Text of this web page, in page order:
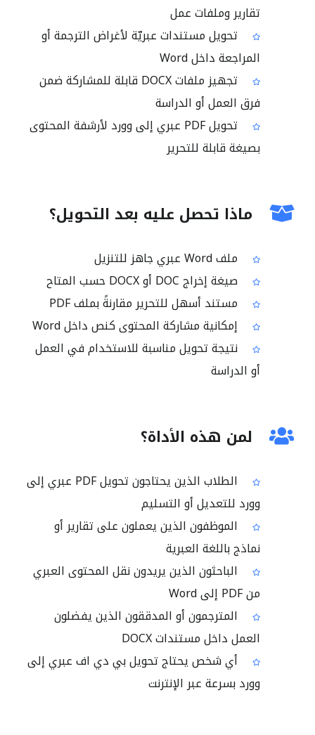
تقارير وملفات عمل
تحويل مستندات عبريّة لأغراض الترجمة أو
المراجعة داخل Word
تجهيز ملفات DOCX قابلة للمشاركة ضمن
فرق العمل أو الدراسة
تحويل PDF عبري إلى وورد لأرشفة المحتوى
بصيغة قابلة للتحرير
ماذا تحصل عليه بعد التحويل؟
ملف Word عبري جاهز للتنزيل
صيغة إخراج DOC أو DOCX حسب المتاح
مستند أسهل للتحرير مقارنةً بملف PDF
إمكانية مشاركة المحتوى كنص داخل Word
نتيجة تحويل مناسبة للاستخدام في العمل
أو الدراسة
لمن هذه الأداة؟
الطلاب الذين يحتاجون تحويل PDF عبري إلى
وورد للتعديل أو التسليم
الموظفون الذين يعملون على تقارير أو
نماذج باللغة العبرية
الباحثون الذين يريدون نقل المحتوى العبري
من PDF إلى Word
المترجمون أو المدققون الذين يفضلون
العمل داخل مستندات DOCX
أي شخص يحتاج تحويل بي دي اف عبري إلى
وورد بسرعة عبر الإنترنت